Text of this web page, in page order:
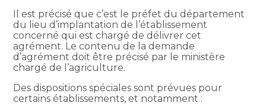
Il est précisé que c’est le préfet du département
du lieu d’implantation de l’établissement
concerné qui est chargé de délivrer cet
agrément. Le contenu de la demande
d’agrément doit être précisé par le ministère
chargé de l’agriculture.
Des dispositions spéciales sont prévues pour
certains établissements, et notamment :